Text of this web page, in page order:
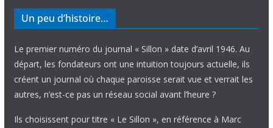
Un peu d’histoire…
Le premier numéro du journal « Sillon » date d’avril 1946. Au
départ, les fondateurs ont une intuition toujours actuelle, ils
créent un journal où chaque paroisse serait vue et verrait les
autres, n’est-ce pas un réseau social avant l’heure ?
Ils choisissent pour titre « Le Sillon », en référence à Marc